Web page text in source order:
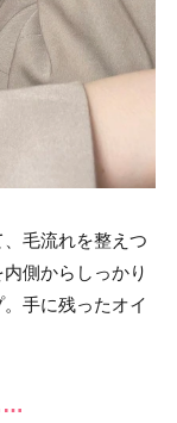
毛流れを整えつ
側からしっかり
手に残ったオイ